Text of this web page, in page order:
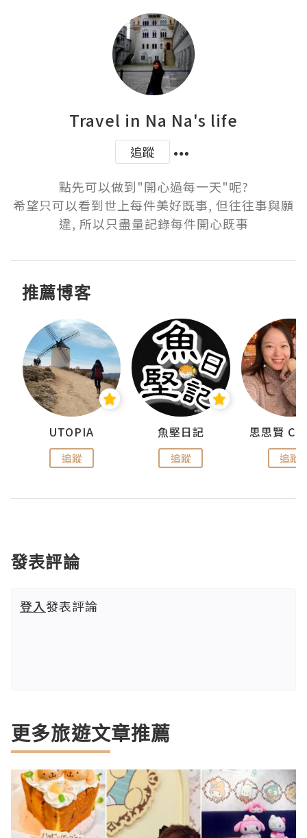
Travel in Na Na's life
追蹤
點先可以做到"開心過每一天"呢?
希望只可以看到世上每件美好既事, 但往往事與願
違, 所以只盡量記錄每件開心既事
推薦博客
UTOPIA
追蹤
魚堅日記
追蹤 追蹤
發表評論
登入發表評論
更多旅遊文章推薦